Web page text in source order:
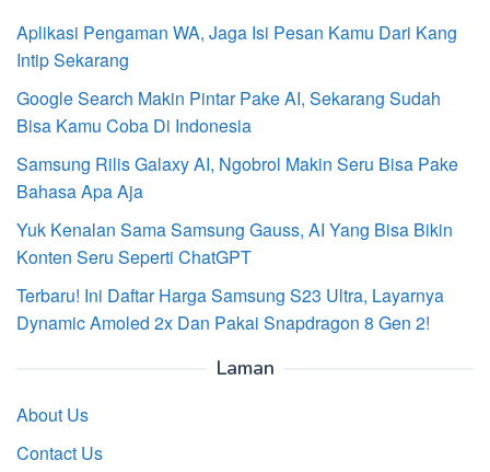
Aplikasi Pengaman WA, Jaga Isi Pesan Kamu Dari Kang
Intip Sekarang
Google Search Makin Pintar Pake AI, Sekarang Sudah
Bisa Kamu Coba Di Indonesia
Samsung Rilis Galaxy AI, Ngobrol Makin Seru Bisa Pake
Bahasa Apa Aja
Yuk Kenalan Sama Samsung Gauss, AI Yang Bisa Bikin
Konten Seru Seperti ChatGPT
Terbaru! Ini Daftar Harga Samsung S23 Ultra, Layarnya
Dynamic Amoled 2x Dan Pakai Snapdragon 8 Gen 2!
Laman
About Us
Contact Us